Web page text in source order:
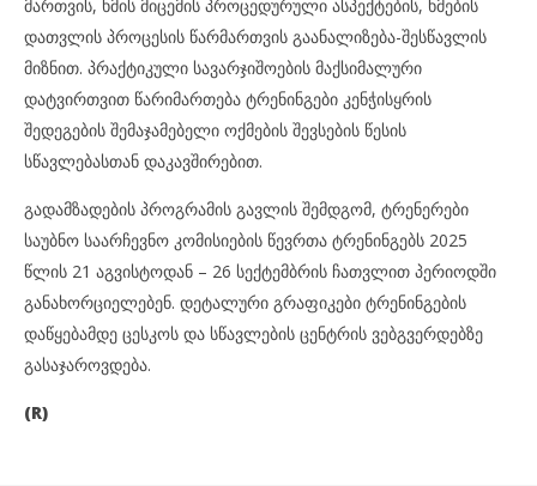
მართვის, ხმის მიცემის პროცედურული ასპექტების, ხმების
დათვლის პროცესის წარმართვის გაანალიზება-შესწავლის
მიზნით. პრაქტიკული სავარჯიშოების მაქსიმალური
დატვირთვით წარიმართება ტრენინგები კენჭისყრის
შედეგების შემაჯამებელი ოქმების შევსების წესის
სწავლებასთან დაკავშირებით.
გადამზადების პროგრამის გავლის შემდგომ, ტრენერები
საუბნო საარჩევნო კომისიების წევრთა ტრენინგებს 2025
წლის 21 აგვისტოდან – 26 სექტემბრის ჩათვლით პერიოდში
განახორციელებენ. დეტალური გრაფიკები ტრენინგების
დაწყებამდე ცესკოს და სწავლების ცენტრის ვებგვერდებზე
გასაჯაროვდება.
(R)